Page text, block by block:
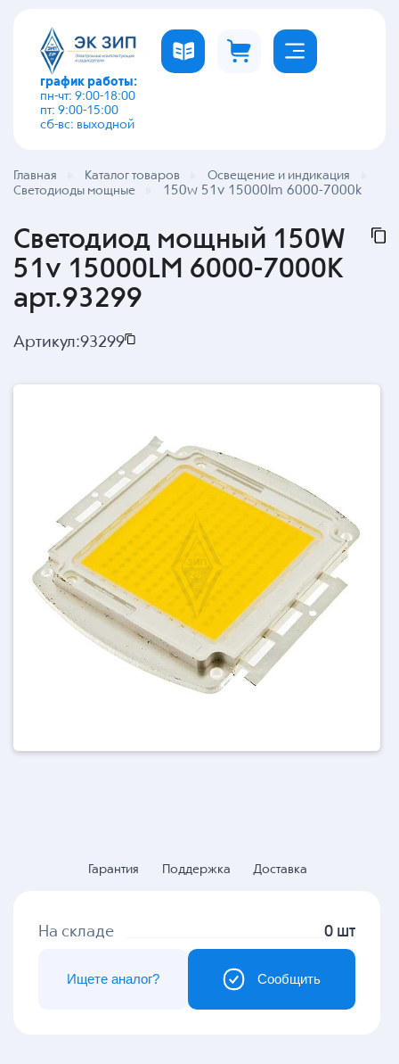
график работы:
пн-чт: 9:00-18:00
пт: 9:00-15:00
сб-вс: выходной
Главная Каталог товаров
Освещение и индикация
Светодиоды мощные
150w 51v 15000lm 6000-7000k
Светодиод мощный 150W
51v 15000LM 6000-7000K
арт.93299
Артикул:93299
Гарантия Поддержка Доставка
На складе 0 шт
Сообщить
Ищете аналог?